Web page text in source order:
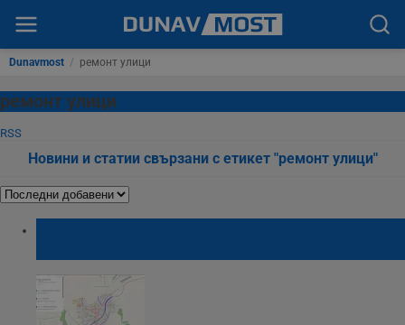
Dunavmost / ремонт улици
ремонт улици
RSS
Новини и статии свързани с етикет "ремонт улици"